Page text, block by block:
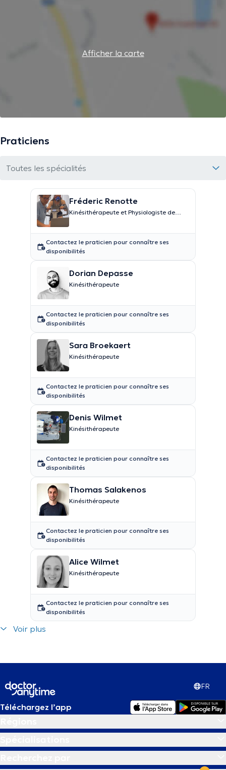
Afficher la carte
Praticiens
Toutes les spécialités
Fréderic Renotte
Kinésithérapeute et Physiologiste de
Contactez le praticien pour connaître ses
disponibilités
Dorian Depasse
Kinésithérapeute
Contactez le praticien pour connaître ses
disponibilités
Sara Broekaert
Kinésithérapeute
Contactez le praticien pour connaître ses
disponibilités
Denis Wilmet
Kinésithérapeute
Contactez le praticien pour connaître ses
disponibilités
Thomas Salakenos
Kinésithérapeute
Contactez le praticien pour connaître ses
disponibilités
Alice Wilmet
Kinésithérapeute
Contactez le praticien pour connaître ses
disponibilités
Voir plus
FR
Téléchargez l’app